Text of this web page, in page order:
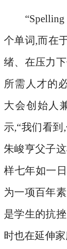
个单词,而在
绪、在压力
所需人才的
大会创始人
示,“我们看
朱峻亨父子
样七年如一
为一项百年
是学生的抗
时也在延伸